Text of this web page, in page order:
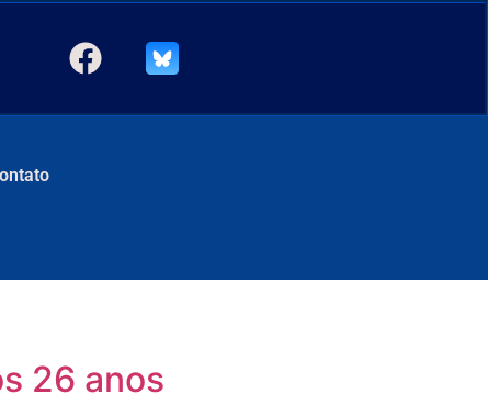
26 anos